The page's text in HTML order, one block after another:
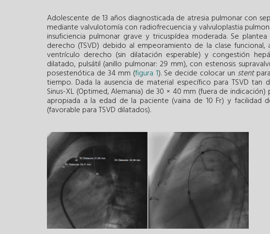
Adolescente de 13 años diagnosticada de atresia pulmonar con
mediante valvulotomía con radiofrecuencia y valvuloplastia
insuficiencia pulmonar grave y tricuspídea moderada. Se
derecho (TSVD) debido al empeoramiento de la clase
ventrículo derecho (sin dilatación esperable) y congestión
dilatado, pulsátil (anillo pulmonar: 29 mm), con estenosis
posestenótica de 34 mm (figura 1). Se decide colocar un stent
tiempo. Dada la ausencia de material específico para TSVD tan
Sinus-XL (Optimed, Alemania) de 30 × 40 mm (fuera de
apropiada a la edad de la paciente (vaina de 10 Fr) y facilidad
(favorable para TSVD dilatados).